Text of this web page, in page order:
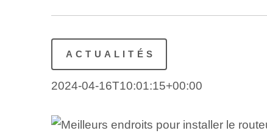
ACTUALITÉS
2024-04-16T10:01:15+00:00